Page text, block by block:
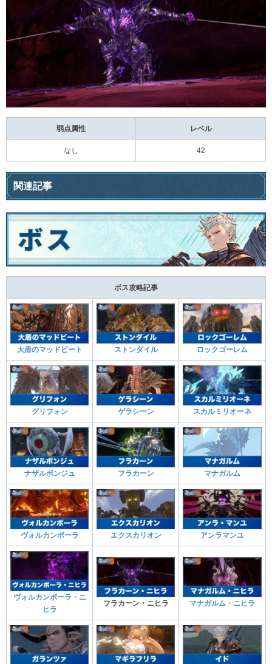
弱点属性 レベル
なし 42
関連記事
ボス攻略記事
大盾のマッドビート ストンダイル ロックゴーレム
グリフォン ゲラシーン スカルミリオーネ
ナザルボンジュ フラカーン マナガルム
ヴォルカンボーラ エクスカリオン アンラマンユ
ヴォルカンボーラ・ニ
ヒラ
フラカーン・ニヒラ マナガルム・ニヒラ